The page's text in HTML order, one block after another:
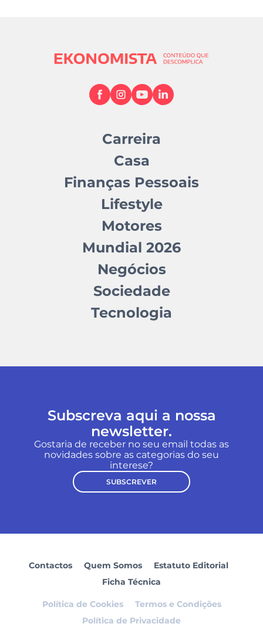
Carreira
Casa
Finanças Pessoais
Lifestyle
Motores
Mundial 2026
Negócios
Sociedade
Tecnologia
Subscreva aqui a nossa
newsletter.
Gostaria de receber no seu email todas as
novidades sobre as categorias do seu
interese?
SUBSCREVER
Contactos Quem Somos
Estatuto Editorial
Ficha Técnica
Política de Cookies
Termos e Condições
Política de Privacidade